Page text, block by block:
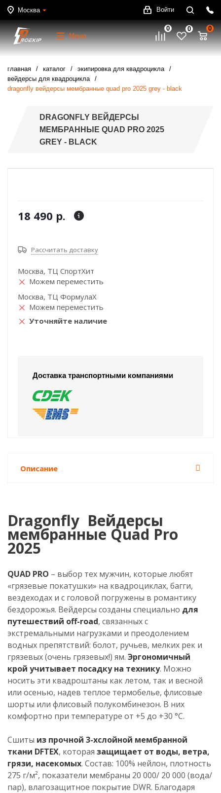
Москва Войти
Меню
0 0 0
главная каталог
экипировка для квадроцикла
вейдерсы для квадроцикла
dragonfly вейдерсы мембранные quad pro 2025 grey - black
DRAGONFLY ВЕЙДЕРСЫ
МЕМБРАННЫЕ QUAD PRO 2025
GREY - BLACK
18 490 р.
Рассчитать доставку
Москва, ТЦ СпортХит
Можем переместить
Москва, ТЦ ФормулаХ
Можем переместить
Уточняйте наличие
Доставка транспортными компаниями
Описание
Dragonfly Вейдерсы
мембранные Quad Pro
2025
QUAD PRO – выбор тех мужчин, которые любят
«грязевые покатушки» на квадроциклах, багги,
вездеходах и с головой погружены в романтику
бездорожья. Вейдерсы созданы специально для
путешествий off-road, связанных с
экстремальными нагрузками и преодолением
водных препятствий: болот, ручьев, мелких рек и
грязевых (очень грязевых!) ям. Эргономичный
крой учитывает посадку на технику. Можно
носить эти квадроштаны как летом, так и весной
или осенью, надев теплое термобелье, флисовые
шорты или флисовый полукомбинезон. В них
комфортно при температуре от +5 до +30 °С.
Сшиты из прочной 3-хслойной мембранной
ткани DFTEX, которая защищает от воды, ветра,
грязи, насекомых. Состав: 100% нейлон, плотность
275 г/м², показатели мембраны 20 000/ 20 000 (вода/
пар), влагозащитное покрытие DWR. Благодаря